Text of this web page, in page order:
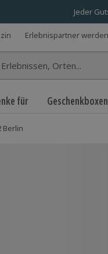
Jeder
Erlebnispartner werden
für Geschenkboxen
Berlin